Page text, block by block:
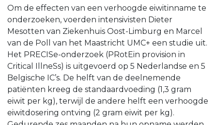
Om de effecten van een verhoogde eiwitinname te
onderzoeken, voerden intensivisten Dieter
Mesotten van Ziekenhuis Oost-Limburg en Marcel
van de Poll van het Maastricht UMC+ een studie uit.
Het PRECISe-onderzoek (PRotEin provision in
Critical IllneSs) is uitgevoerd op 5 Nederlandse en 5
Belgische IC’s. De helft van de deelnemende
patiënten kreeg de standaardvoeding (1,3 gram
eiwit per kg), terwijl de andere helft een verhoogde
eiwitdosering ontving (2 gram eiwit per kg).